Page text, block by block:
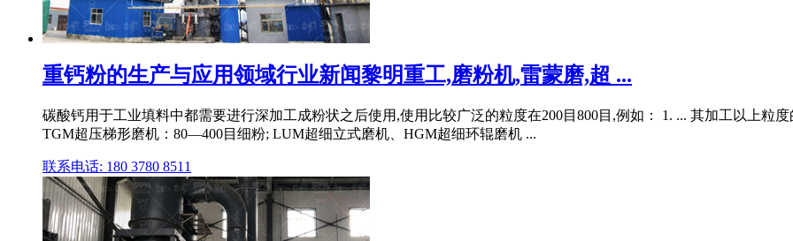
重钙粉的生产与应用领域行业新闻黎明重工,磨粉机,雷蒙磨,超 ...
碳酸钙用于工业填料中都需要进行深加工成粉状之后使用,使用比较广泛的粒度在200目800目,例如： 1. ... 其加工以上粒
TGM超压梯形磨机：80—400目细粉; LUM超细立式磨机、HGM超细环辊磨机 ...
联系电话: 180 3780 8511